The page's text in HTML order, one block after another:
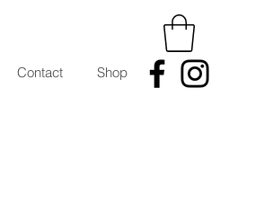
Contact Shop